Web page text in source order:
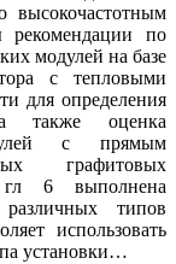
по
модулей на базе
с тепловыми
для определения
а также оценка
с прямым
графитовых
гл 6 выполнена
различных типов
использовать
установки…